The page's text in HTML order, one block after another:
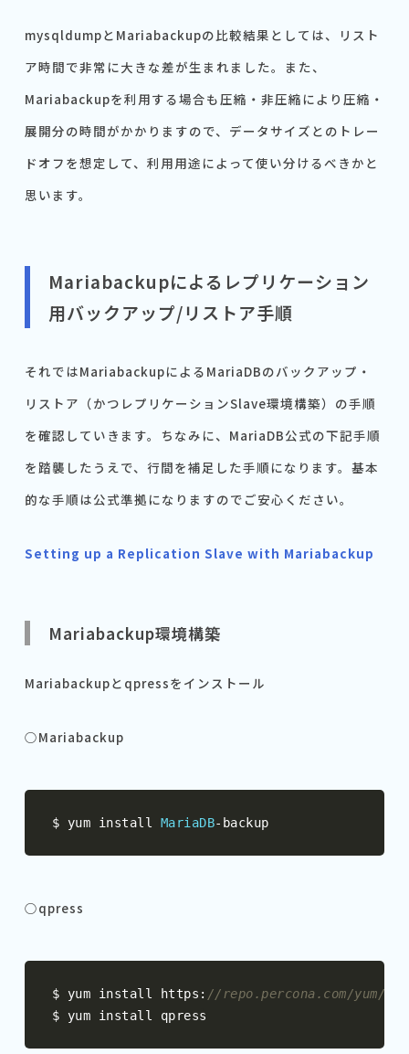
mysqldumpとMariabackupの比較結果としては、リスト
ア時間で非常に大きな差が生まれました。また、
Mariabackupを利用する場合も圧縮・非圧縮により圧縮・
展開分の時間がかかりますので、データサイズとのトレー
ドオフを想定して、利用用途によって使い分けるべきかと
思います。
Mariabackupによるレプリケーション
用バックアップ/リストア手順
それではMariabackupによるMariaDBのバックアップ・
リストア（かつレプリケーションSlave環境構築）の手順
を確認していきます。ちなみに、MariaDB公式の下記手順
を踏襲したうえで、行間を補足した手順になります。基本
的な手順は公式準拠になりますのでご安心ください。
Setting up a Replication Slave with Mariabackup
Mariabackup環境構築
Mariabackupとqpressをインストール
○Mariabackup
$ yum install MariaDB- backup
○qpress
$ yum install https : //repo.percona.com/yum/
$ yum install qpress